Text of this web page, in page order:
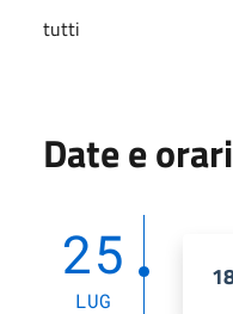
tutti
Date e orari
25
LUG